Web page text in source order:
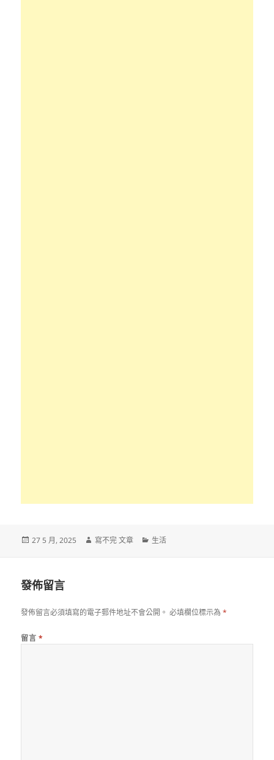
發
27 5 月, 2025
作
寫不完 文章
分
生活
發佈留言
發佈留言必須填寫的電子郵件地址不會公開。 必填欄位標示為*
留言 *